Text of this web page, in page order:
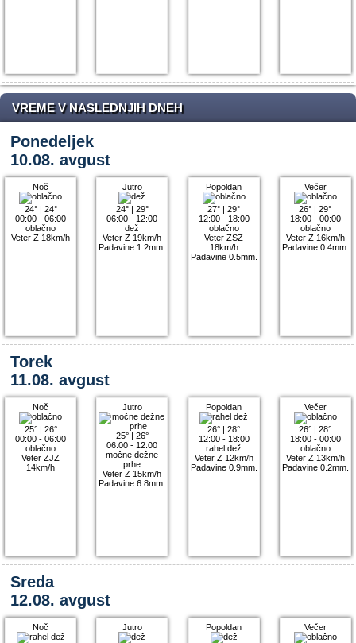
VREME V NASLEDNJIH DNEH
Ponedeljek
10.08. avgust
Noč
24°| 24°
00:00 - 06:00
oblačno
Veter Z 18km/h
Jutro
24°| 29°
06:00 - 12:00
dež
Veter Z 19km/h
Padavine 1.2mm.
Popoldan
27° |29°
12:00 - 18:00
oblačno
Veter ZSZ
18km/h
Padavine 0.5mm.
Večer
26° |29°
18:00 - 00:00
oblačno
Veter Z 16km/h
Padavine 0.4mm.
Torek
11.08. avgust
Noč
25°| 26°
00:00 - 06:00
oblačno
Veter ZJZ
14km/h
Jutro
25°| 26°
06:00 - 12:00
močne dežne
prhe
Veter Z 15km/h
Padavine 6.8mm.
Popoldan
26° |28°
12:00 - 18:00
rahel dež
Veter Z 12km/h
Padavine 0.9mm.
Večer
26° |28°
18:00 - 00:00
oblačno
Veter Z 13km/h
Padavine 0.2mm.
Sreda
12.08. avgust
Noč Jutro Popoldan Večer